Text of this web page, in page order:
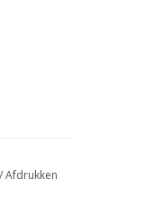
/Afdrukken